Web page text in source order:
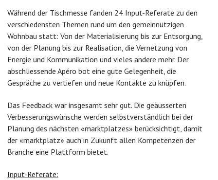
Während der Tischmesse fanden 24 Input-Referate zu den
verschiedensten Themen rund um den gemeinnützigen
Wohnbau statt: Von der Materialisierung bis zur Entsorgung,
von der Planung bis zur Realisation, die Vernetzung von
Energie und Kommunikation und vieles andere mehr. Der
abschliessende Apéro bot eine gute Gelegenheit, die
Gespräche zu vertiefen und neue Kontakte zu knüpfen.
Das Feedback war insgesamt sehr gut. Die geäusserten
Verbesserungswünsche werden selbstverständlich bei der
Planung des nächsten «marktplatzes» berücksichtigt, damit
der «marktplatz» auch in Zukunft allen Kompetenzen der
Branche eine Plattform bietet.
Input-Referate: